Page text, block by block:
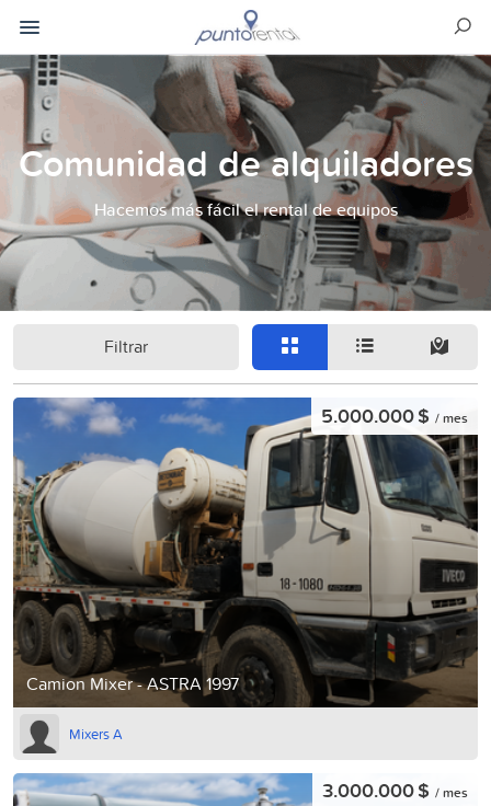
Comunidad de alquiladores
Hacemos más fácil el rental de equipos
Filtrar
Camion Mixer - ASTRA 1997
5.000.000 $ / mes
Mixers A
3.000.000 $ / mes